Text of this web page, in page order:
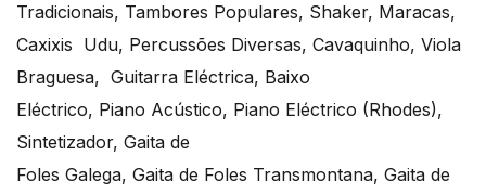
Tradicionais, Tambores Populares, Shaker, Maracas,
Caxixis Udu, Percussões Diversas, Cavaquinho, Viola
Braguesa, Guitarra Eléctrica, Baixo
Eléctrico, Piano Acústico, Piano Eléctrico (Rhodes),
Sintetizador, Gaita de
Foles Galega, Gaita de Foles Transmontana, Gaita de